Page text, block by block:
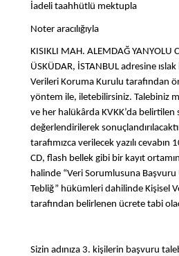
İadeli taahhütlü mektupla
Noter aracılığıyla
KISIKLI MAH. ALEMDAĞ YANYOLU
ÜSKÜDAR, İSTANBUL adresine
Verileri Koruma Kurulu tarafından
yöntem ile, iletebilirsiniz. Talebiniz
ve her halükârda KVKK’da belirtilen
değerlendirilerek
tarafımızca verilecek yazılı
CD, flash bellek gibi bir kayıt
halinde “Veri Sorumlusuna Başvuru
Tebliğ” hükümleri dahilinde Kişisel
tarafından belirlenen ücrete tabi
Sizin adınıza 3. kişilerin başvuru